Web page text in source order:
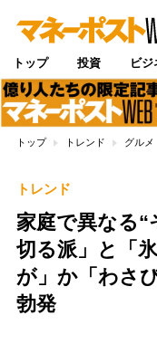
トップ 投資 ビジ
トップ トレンド グルメ
トレンド
家庭で異なる
切る派」と「
が」か「わさ
勃発